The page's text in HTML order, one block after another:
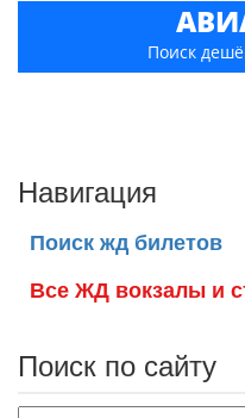
Поиск
Навигация
Поиск жд билетов
Все ЖД вокзалы и
Поиск по сайту